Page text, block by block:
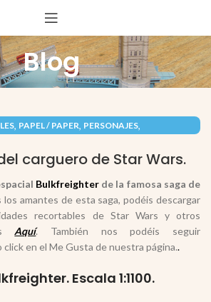
Blog
, PAPEL / PAPER, PERSONAJES,
carguero de Star Wars.
Bulkfreighterde la famosa saga de
los amantes de esta saga, podéis descargar
recortables de Star Wars y otros
Aquí. También nos podéis seguir
en el Me Gusta de nuestra página..
Escala 1:1100.